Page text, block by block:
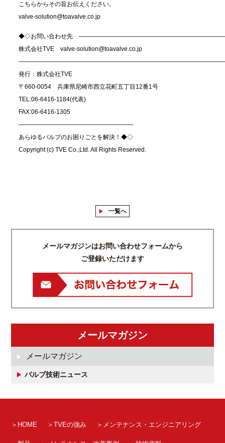
こちらからその旨お伝えください。
valve-solution@toavalve.co.jp
◆◇お問い合わせ先
株式会社TVE valve-solution@toavalve.co.jp
発行：株式会社TVE
〒660-0054 兵庫県尼崎市西立花町五丁目12番1号
TEL:06-6416-1184(代表)
FAX:06-6416-1305
―――――――――――――――――――
あらゆるバルブのお困りごとを解決！◆◇
Copyright (c) TVE Co.,Ltd. All Rights Reserved.
一覧へ
メールマガジンはお問い合わせフォームから
ご登録いただけます
メールマガジン
メールマガジン
バルブ技術ニュース
HOME TVEの強み メンテナンス・エンジニアリング